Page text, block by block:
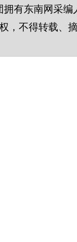
拥有东南网采
，不得转载、